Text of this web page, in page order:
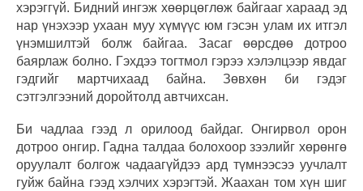
хэрэггүй. Бидний ингэж хөөрцөглөж байгааг хараад эд
нар үнэхээр ухаан муу хүмүүс юм гэсэн улам их итгэл
үнэмшилтэй болж байгаа. Засаг өөрсдөө дотроо
баярлаж болно. Гэхдээ тогтмол гэрээ хэлэлцээр явдаг
гэдгийг мартчихаад байна. Зөвхөн би гэдэг
сэтгэлгээний доройтолд автчихсан.
Би чадлаа гээд л орилоод байдаг. Онгирвол орон
дотроо онгир. Гадна талдаа болохоор зээлийг хөрөнгө
оруулалт болгож чадаагүйдээ ард түмнээсээ уучлалт
гуйж байна гээд хэлчих хэрэгтэй. Жаахан том хүн шиг